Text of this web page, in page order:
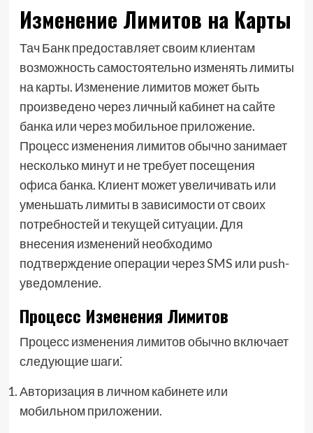
Изменение Лимитов на Карты
Тач Банк предоставляет своим клиентам
возможность самостоятельно изменять лимиты
на карты. Изменение лимитов может быть
произведено через личный кабинет на сайте
банка или через мобильное приложение.
Процесс изменения лимитов обычно занимает
несколько минут и не требует посещения
офиса банка. Клиент может увеличивать или
уменьшать лимиты в зависимости от своих
потребностей и текущей ситуации. Для
внесения изменений необходимо
подтверждение операции через SMS или push-
уведомление.
Процесс Изменения Лимитов
Процесс изменения лимитов обычно включает
следующие шаги⁚
Авторизация в личном кабинете или
мобильном приложении.